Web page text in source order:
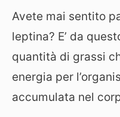
Avete mai sentito
leptina? E’ da
quantità di grassi
energia per
accumulata nel